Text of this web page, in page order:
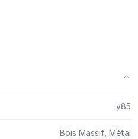
y85
Bois Massif, Métal